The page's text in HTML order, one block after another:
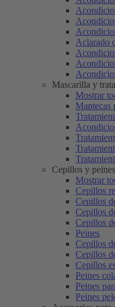
Aclarado
Mascarilla y
Mostrar
Mantecas
Cepillos y peines
Mostrar
Cepillos
Cepillos
Cepillos
Cepillos
Peines
Cepillos
Cepillos
Cepillos
Peines
Peines
Peines